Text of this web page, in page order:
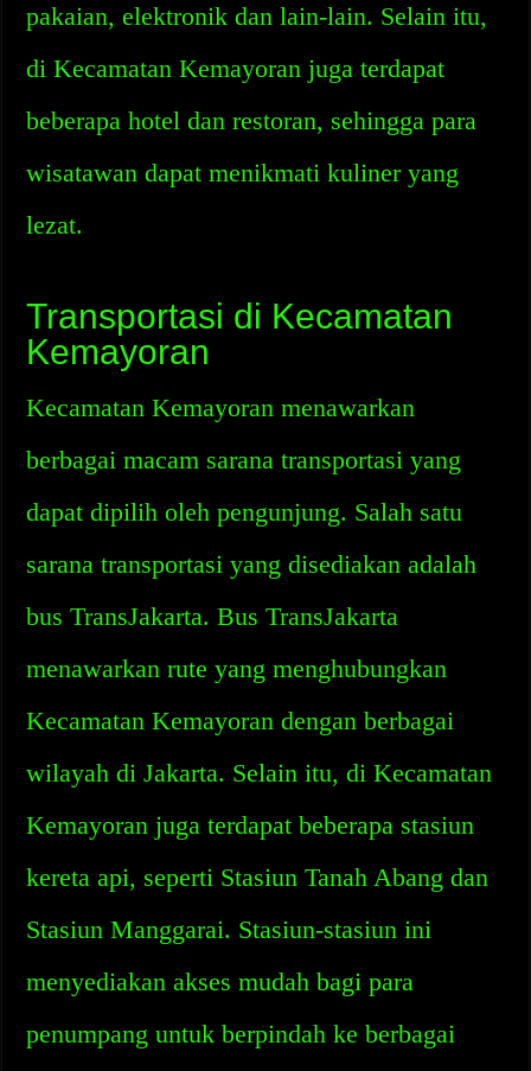
pakaian, elektronik dan lain-lain. Selain itu,
di Kecamatan Kemayoran juga terdapat
beberapa hotel dan restoran, sehingga para
wisatawan dapat menikmati kuliner yang
lezat.
Transportasi di Kecamatan
Kemayoran
Kecamatan Kemayoran menawarkan
berbagai macam sarana transportasi yang
dapat dipilih oleh pengunjung. Salah satu
sarana transportasi yang disediakan adalah
bus TransJakarta. Bus TransJakarta
menawarkan rute yang menghubungkan
Kecamatan Kemayoran dengan berbagai
wilayah di Jakarta. Selain itu, di Kecamatan
Kemayoran juga terdapat beberapa stasiun
kereta api, seperti Stasiun Tanah Abang dan
Stasiun Manggarai. Stasiun-stasiun ini
menyediakan akses mudah bagi para
penumpang untuk berpindah ke berbagai